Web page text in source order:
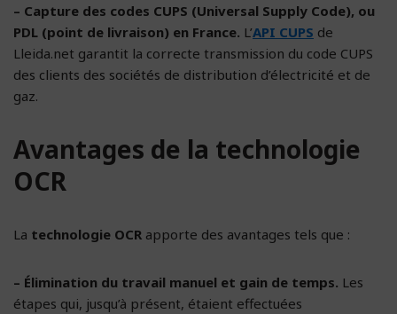
– Capture des codes CUPS (Universal Supply Code), ou
PDL (point de livraison) en France. L’API CUPS de
Lleida.net garantit la correcte transmission du code CUPS
des clients des sociétés de distribution d’électricité et de
gaz.
Avantages de la technologie
OCR
La technologie OCR apporte des avantages tels que :
– Élimination du travail manuel et gain de temps. Les
étapes qui, jusqu’à présent, étaient effectuées